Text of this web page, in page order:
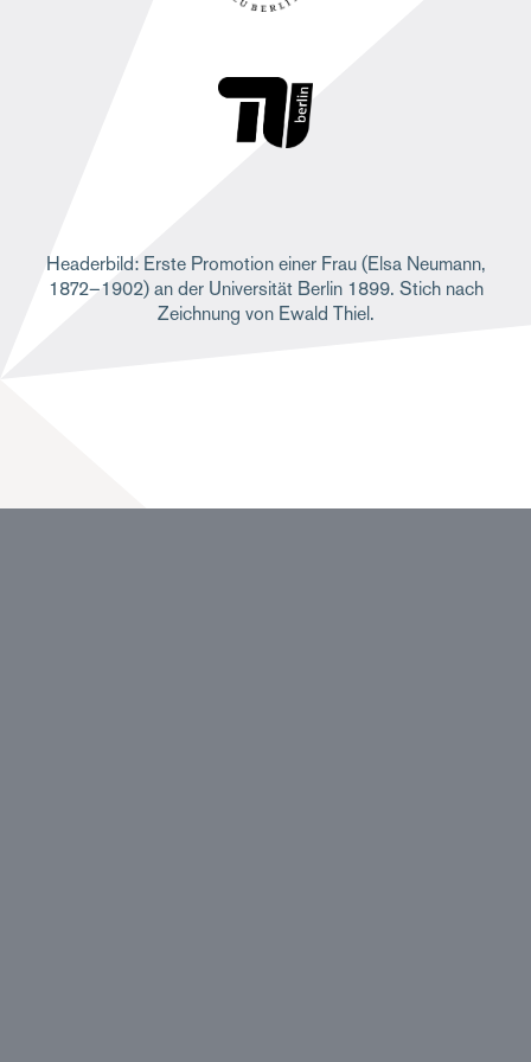
Headerbild: Erste Promotion einer Frau (Elsa Neumann,
1872–1902) an der Universität Berlin 1899. Stich nach
Zeichnung von Ewald Thiel.